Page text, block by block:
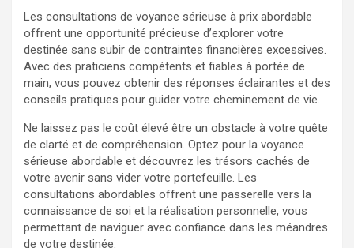
Les consultations de voyance sérieuse à prix abordable
offrent une opportunité précieuse d’explorer votre
destinée sans subir de contraintes financières excessives.
Avec des praticiens compétents et fiables à portée de
main, vous pouvez obtenir des réponses éclairantes et des
conseils pratiques pour guider votre cheminement de vie.
Ne laissez pas le coût élevé être un obstacle à votre quête
de clarté et de compréhension. Optez pour la voyance
sérieuse abordable et découvrez les trésors cachés de
votre avenir sans vider votre portefeuille. Les
consultations abordables offrent une passerelle vers la
connaissance de soi et la réalisation personnelle, vous
permettant de naviguer avec confiance dans les méandres
de votre destinée.